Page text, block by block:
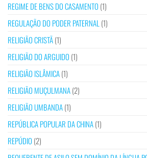
REGIME DE BENS DO CASAMENTO (1)
REGULAÇÃO DO PODER PATERNAL (1)
RELIGIÃO CRISTÃ(1)
RELIGIÃO DO ARGUIDO (1)
RELIGIÃO ISLÂMICA(1)
RELIGIÃO MUÇULMANA(2)
RELIGIÃO UMBANDA(1)
REPÚBLICA POPULAR DA CHINA(1)
REPÚDIO (2)